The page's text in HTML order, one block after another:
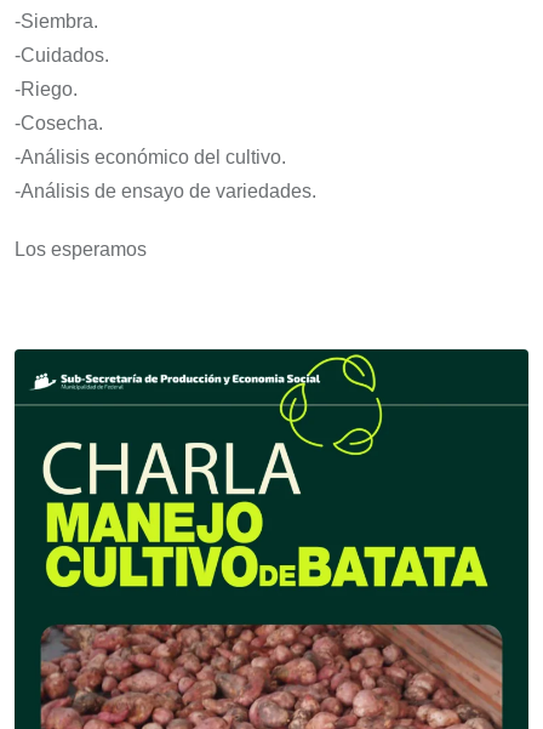
-Siembra.
-Cuidados.
-Riego.
-Cosecha.
-Análisis económico del cultivo.
-Análisis de ensayo de variedades.
Los esperamos